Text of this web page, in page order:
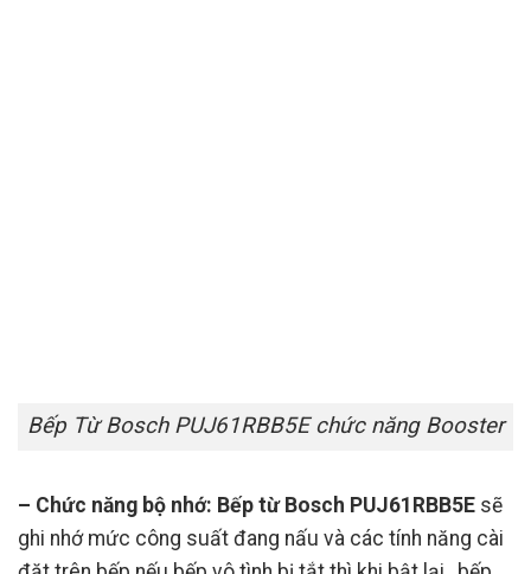
Bếp Từ Bosch PUJ61RBB5E chức năng Booster
– Chức năng bộ nhớ: Bếp từ Bosch PUJ61RBB5E sẽ
ghi nhớ mức công suất đang nấu và các tính năng cài